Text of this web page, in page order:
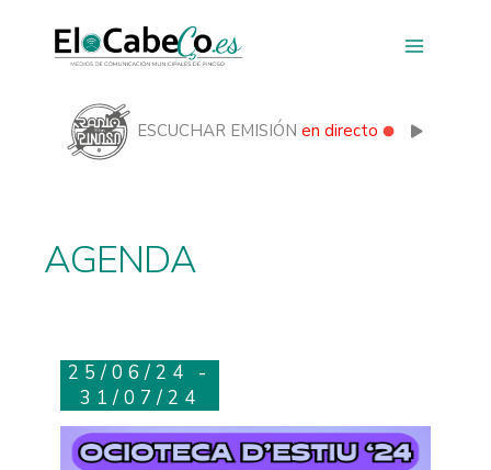
contenido
ESCUCHAR EMISIÓN en directo
AGENDA
25/06/24 -
31/07/24